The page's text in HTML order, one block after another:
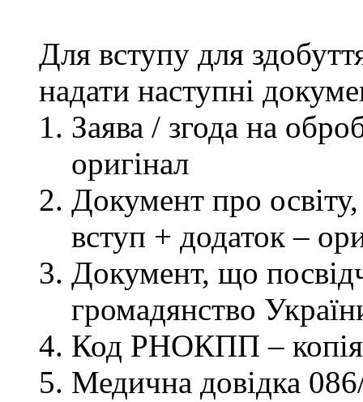
Для вступу для
надати наступні
Заява / згода на
оригінал
Документ про освіту,
вступ + додаток –
Документ, що
громадянство
Код РНОКПП – копія
Медична довідка